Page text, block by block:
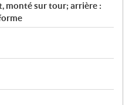
monté sur tour; arrière :